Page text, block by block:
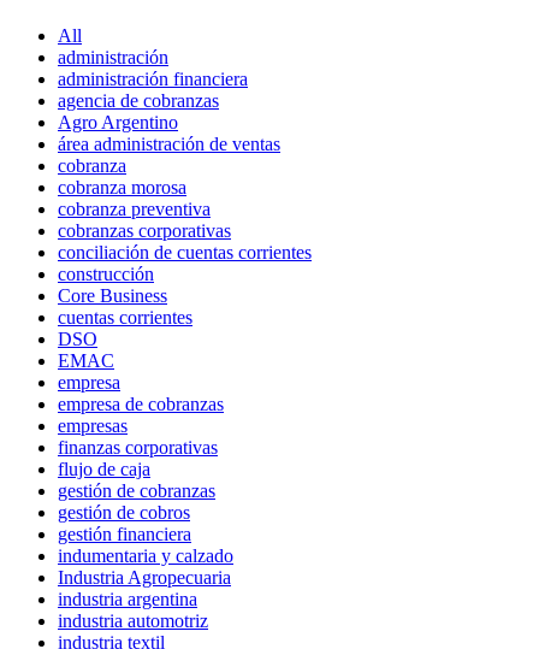
All
administración
administración financiera
agencia de cobranzas
Agro Argentino
área administración de ventas
cobranza
cobranza morosa
cobranza preventiva
cobranzas corporativas
conciliación de cuentas corrientes
construcción
Core Business
cuentas corrientes
DSO
EMAC
empresa
empresa de cobranzas
empresas
finanzas corporativas
flujo de caja
gestión de cobranzas
gestión de cobros
gestión financiera
indumentaria y calzado
Industria Agropecuaria
industria argentina
industria automotriz
industria textil